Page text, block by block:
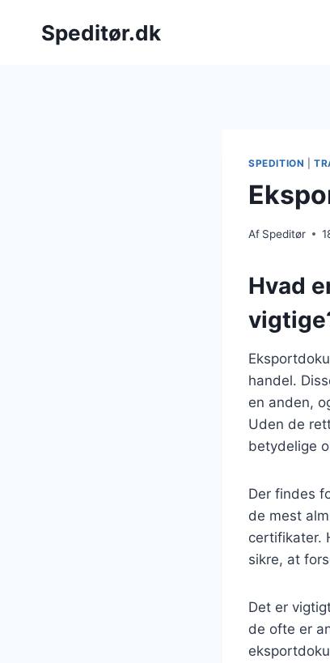
Speditør.dk
SPEDITION |
Af Speditør
Hvad
handel.
en anden,
Uden de
betydelige
Der findes
de mest
certifikater.
sikre, at
Det er
de ofte er